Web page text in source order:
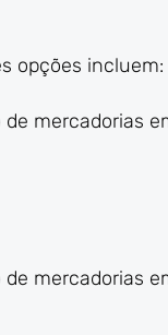
opções incluem:
de mercadorias
de mercadorias